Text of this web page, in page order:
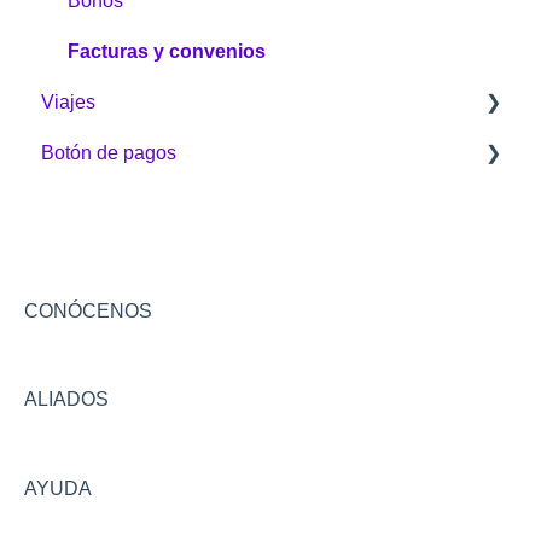
Facturas y convenios
Viajes
Sobre Viajes
Asistencias
Botón de pagos
Configuraciones y seguridad
CONÓCENOS
ALIADOS
AYUDA